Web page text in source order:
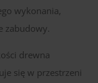
wykonania,
zabudowy.
drewna
się w przestrzeni